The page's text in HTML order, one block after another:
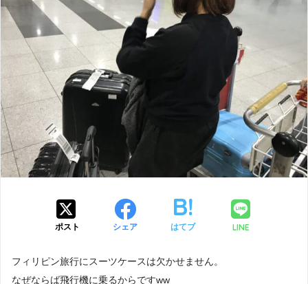
ポスト シェア はてブ LINE
フィリピン旅行にスーツケースは欠かせません。
なぜならば飛行機に乗るからですww